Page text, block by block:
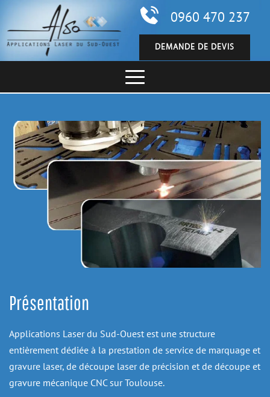
0960 470 237
DEMANDE DE DEVIS
Présentation
Applications Laser du Sud-Ouest est une structure
entièrement dédiée à la prestation de service de marquage et
gravure laser, de découpe laser de précision et de découpe et
gravure mécanique CNC sur Toulouse.